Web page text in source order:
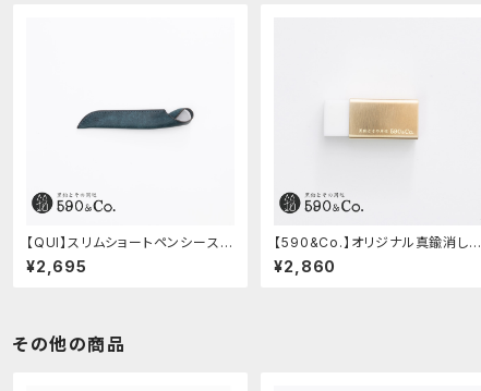
【QUI】スリムショートペンシース・
プエブロ (ペトローリオ)
¥2,695
【590&Co.】オリジナル真鍮消しゴ
ムカバー (無垢)
¥2,860
その他の商品